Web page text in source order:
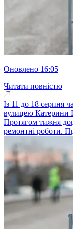
оновлено 16:05
Читати повністю
Із 11 до 18 серпня
вулицею Катерини
Протягом тижня
ремонтні роботи.